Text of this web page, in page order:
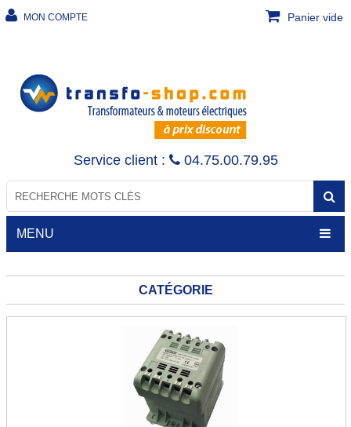
MON COMPTE
Service client : 04.75.00.79.95
MENU
TRANSFORMATEURS
Transfo de sécurité 12 ou 24 V
Transfo de sécurité 24 ou 48 V
CATÉGORIE
Panier vide